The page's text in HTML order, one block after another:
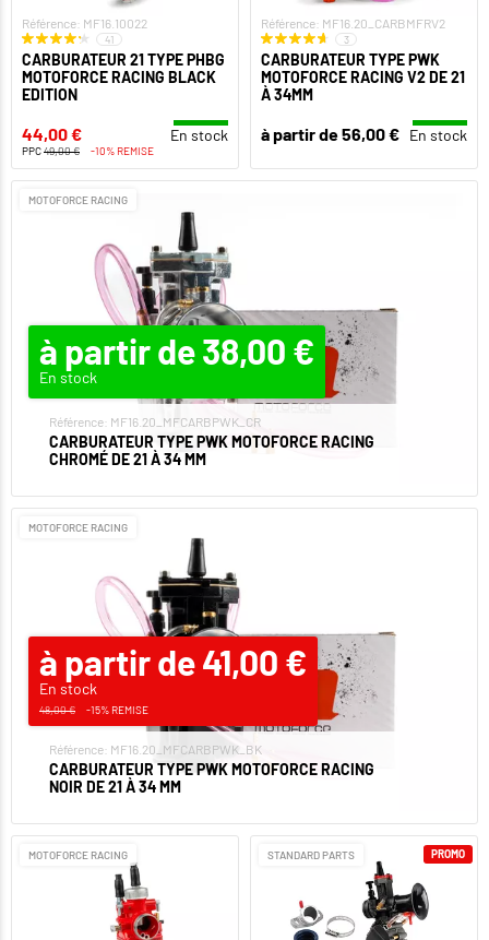
Référence: MF16.10022
41
CARBURATEUR 21 TYPE PHBG
MOTOFORCE RACING BLACK
EDITION
44,00 € En stock
PPC49,00 € -10% REMISE
MOTOFORCE RACING
Référence: MF16.20_MFCARBPWK_CR
CARBURATEUR TYPE PWK MOTOFORCE RACING
CHROMÉ DE 21 À 34 MM
à partir de 38,00 €
En stock
MOTOFORCE RACING
Référence: MF16.20_MFCARBPWK_BK
CARBURATEUR TYPE PWK MOTOFORCE RACING
NOIR DE 21 À 34 MM
à partir de 41,00 €
En stock
48,00 € -15% REMISE
Référence: MF16.20_CARBMFRV2
3
CARBURATEUR TYPE PWK
MOTOFORCE RACING V2 DE 21
À 34MM
à partir de 56,00 € En stock
MOTOFORCE RACING STANDARD PARTS PROMO